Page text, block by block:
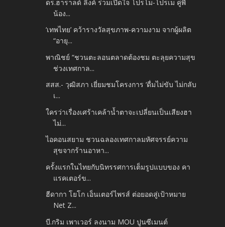
ดร.ฮาราลด์ ลิงค์ ร่วมเปิดใจ โปรโม-โปรเม คู่พี่
น้อง...
‘เทพไทย’ คว้ารางวัลสุขภาพ-ความงาม จากผู้ผลิต
“อายุ...
พาณิชย์ “ชวนตะลอนตลาดต้องชม ตะลุยความสุข
ช่วงเทศกาล...
สสส.- วุฒิสภา เยี่ยมชมโครงการ ‘ดื่มไม่ขับ ไม่กลับ
เ...
ใครว่าเรื่องเศร้าเคล้าน้ำตาจะเปลี่ยนเป็นเสียงฮา
ไม่...
ไอคอนสยาม ชวนฉลองเทศกาลมหัศจรรย์ความ
สุขจากร้านอาหา...
ครั้งแรกในไทยกับนิทรรศการเต็มรูปแบบของ คา
แรคเตอร์ข...
ฮีดากา โยโก เอ็นเตอร์ไพรส์ ต่อยอดสู่เป้าหมาย
Net Z...
บี.กริม เพาเวอร์ ลงนาม MOU ปูนซีเมนต์